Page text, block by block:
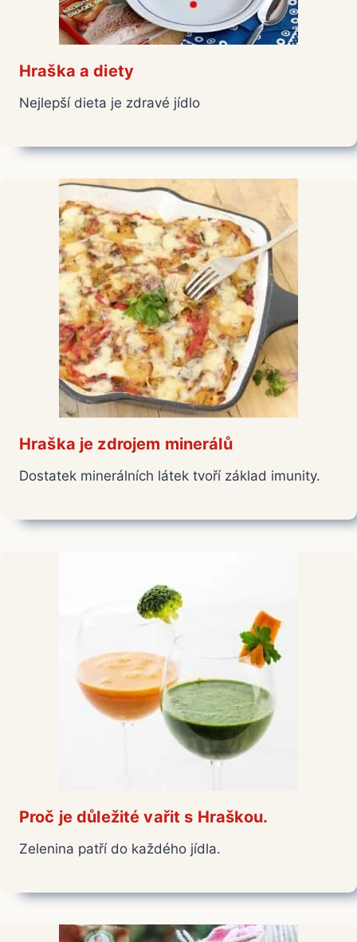
Hraška a diety
Nejlepší dieta je zdravé jídlo
Hraška je zdrojem minerálů
Dostatek minerálních látek tvoří základ imunity.
Proč je důležité vařit s Hraškou.
Zelenina patří do každého jídla.